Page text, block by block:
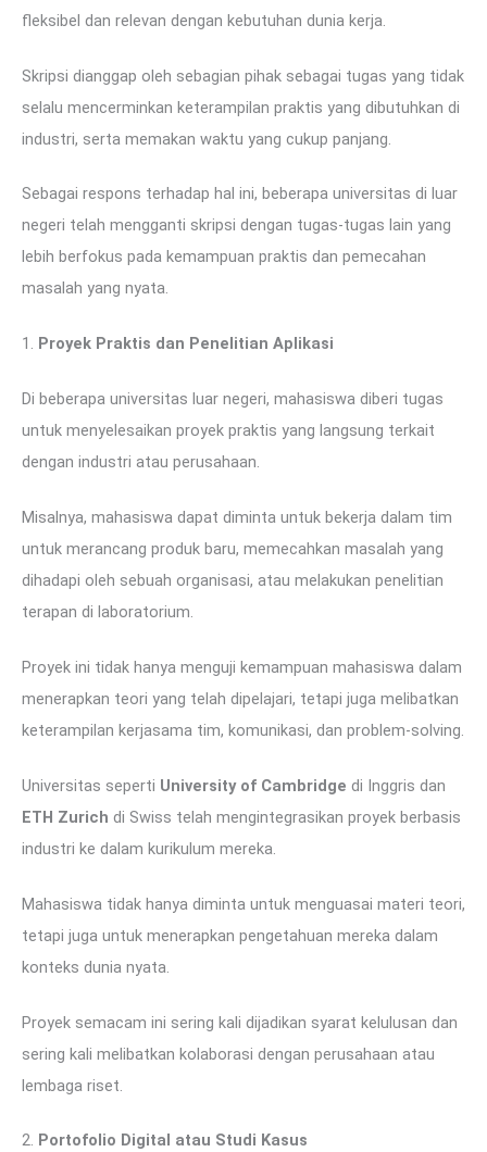
fleksibel dan relevan dengan kebutuhan dunia kerja.
Skripsi dianggap oleh sebagian pihak sebagai tugas yang tidak
selalu mencerminkan keterampilan praktis yang dibutuhkan di
industri, serta memakan waktu yang cukup panjang.
Sebagai respons terhadap hal ini, beberapa universitas di luar
negeri telah mengganti skripsi dengan tugas-tugas lain yang
lebih berfokus pada kemampuan praktis dan pemecahan
masalah yang nyata.
1. Proyek Praktis dan Penelitian Aplikasi
Di beberapa universitas luar negeri, mahasiswa diberi tugas
untuk menyelesaikan proyek praktis yang langsung terkait
dengan industri atau perusahaan.
Misalnya, mahasiswa dapat diminta untuk bekerja dalam tim
untuk merancang produk baru, memecahkan masalah yang
dihadapi oleh sebuah organisasi, atau melakukan penelitian
terapan di laboratorium.
Proyek ini tidak hanya menguji kemampuan mahasiswa dalam
menerapkan teori yang telah dipelajari, tetapi juga melibatkan
keterampilan kerjasama tim, komunikasi, dan problem-solving.
Universitas seperti University of Cambridge di Inggris dan
ETH Zurich di Swiss telah mengintegrasikan proyek berbasis
industri ke dalam kurikulum mereka.
Mahasiswa tidak hanya diminta untuk menguasai materi teori,
tetapi juga untuk menerapkan pengetahuan mereka dalam
konteks dunia nyata.
Proyek semacam ini sering kali dijadikan syarat kelulusan dan
sering kali melibatkan kolaborasi dengan perusahaan atau
lembaga riset.
2. Portofolio Digital atau Studi Kasus